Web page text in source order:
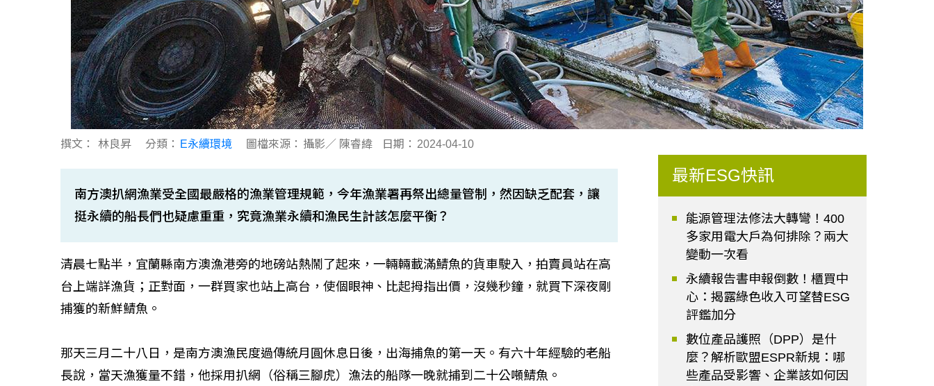
撰文： 林良昇 分類： E永續環境 圖檔來源： 攝影／ 陳睿緯 日期： 2024-04-10
南方澳扒網漁業受全國最嚴格的漁業管理規範，今年漁業署再祭出總量管制，然因缺乏配套，讓
挺永續的船長們也疑慮重重，究竟漁業永續和漁民生計該怎麼平衡？
清晨七點半，宜蘭縣南方澳漁港旁的地磅站熱鬧了起來，一輛輛載滿鯖魚的貨車駛入，拍賣員站在高
台上端詳漁貨；正對面，一群買家也站上高台，使個眼神、比起拇指出價，沒幾秒鐘，就買下深夜剛
捕獲的新鮮鯖魚。
那天三月二十八日，是南方澳漁民度過傳統月圓休息日後，出海捕魚的第一天。有六十年經驗的老船
長說，當天漁獲量不錯，他採用扒網（俗稱三腳虎）漁法的船隊一晚就捕到二十公噸鯖魚。
最新ESG快訊
能源管理法修法大轉彎！400
多家用電大戶為何排除？兩大
變動一次看
永續報告書申報倒數！櫃買中
心：揭露綠色收入可望替ESG
評鑑加分
數位產品護照（DPP）是什
麼？解析歐盟ESPR新規：哪
些產品受影響、企業該如何因